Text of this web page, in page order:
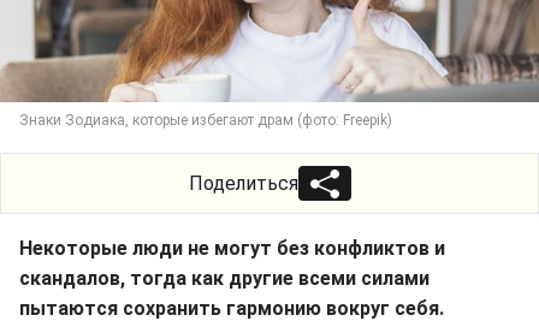
Знаки Зодиака, которые избегают драм (фото: Freepik)
Поделиться
Некоторые люди не могут без конфликтов и
скандалов, тогда как другие всеми силами
пытаются сохранить гармонию вокруг себя.